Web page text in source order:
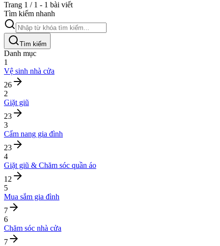
Trang 1 / 1 - 1 bài viết
Tìm kiếm nhanh
Tìm kiếm
Danh mục
1
Vệ sinh nhà cửa
26
2
Giặt giũ
23
3
Cẩm nang gia đình
23
4
Giặt giũ & Chăm sóc quần áo
12
5
Mua sắm gia đình
7
6
Chăm sóc nhà cửa
7